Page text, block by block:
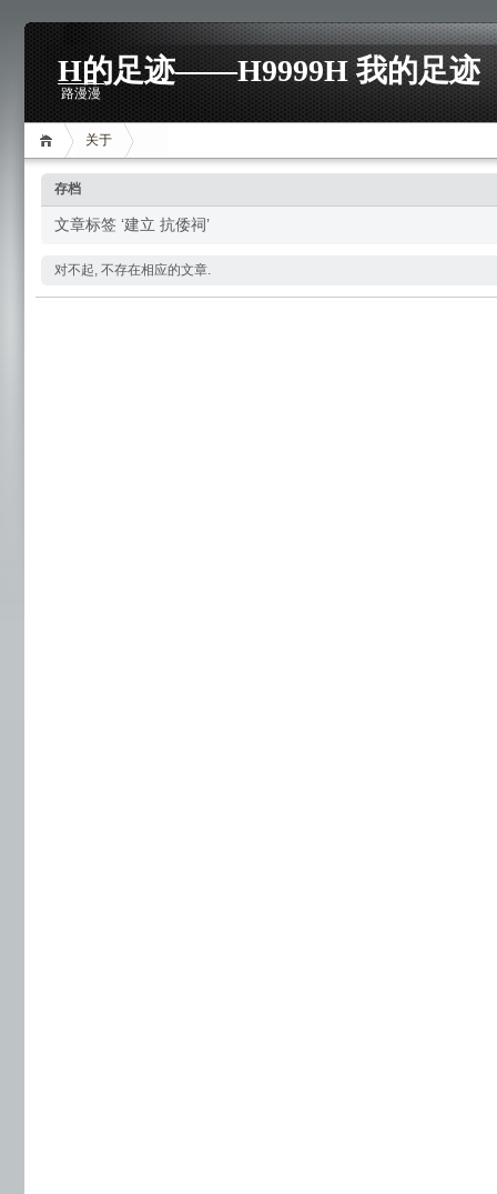
H的足迹——H9999H 我的足迹
路漫漫
关于
存档
文章标签 ‘建立 抗倭祠’
对不起, 不存在相应的文章.